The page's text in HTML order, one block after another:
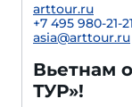
arttour.ru
+7 495 980-21-21
asia@arttour.ru
Вьетнам
ТУР»!